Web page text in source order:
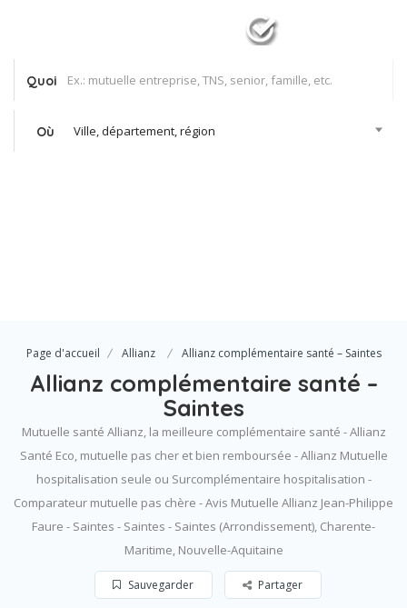
Quoi
Où Ville, département, région
Page d'accueil Allianz Allianz complémentaire santé – Saintes
Allianz complémentaire santé –
Saintes
Mutuelle santé Allianz, la meilleure complémentaire santé - Allianz
Santé Eco, mutuelle pas cher et bien remboursée - Allianz Mutuelle
hospitalisation seule ou Surcomplémentaire hospitalisation -
Comparateur mutuelle pas chère - Avis Mutuelle Allianz Jean-Philippe
Faure - Saintes - Saintes - Saintes (Arrondissement), Charente-
Maritime, Nouvelle-Aquitaine
Sauvegarder Partager